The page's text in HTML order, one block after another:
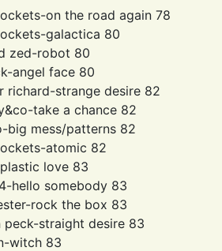
on the road again 78
galactica 80
zed-robot 80
angel face 80
richard-strange desire 82
take a chance 82
big mess/patterns 82
atomic 82
love 83
hello somebody 83
rock the box 83
peck-straight desire 83
witch 83